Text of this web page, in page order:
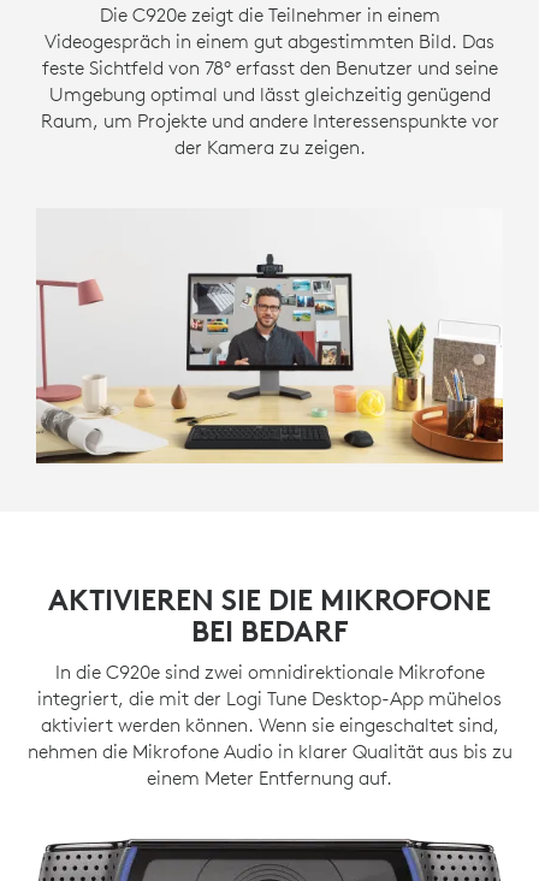
Die C920e zeigt die Teilnehmer in einem
Videogespräch in einem gut abgestimmten Bild. Das
feste Sichtfeld von 78° erfasst den Benutzer und seine
Umgebung optimal und lässt gleichzeitig genügend
Raum, um Projekte und andere Interessenspunkte vor
der Kamera zu zeigen.
AKTIVIEREN SIE DIE MIKROFONE
BEI BEDARF
In die C920e sind zwei omnidirektionale Mikrofone
integriert, die mit der Logi Tune Desktop-App mühelos
aktiviert werden können. Wenn sie eingeschaltet sind,
nehmen die Mikrofone Audio in klarer Qualität aus bis zu
einem Meter Entfernung auf.